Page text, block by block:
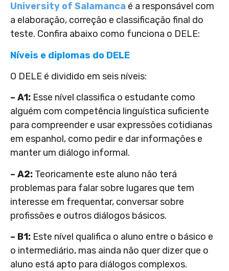
University of Salamanca é a responsável com
a elaboração, correção e classificação final do
teste. Confira abaixo como funciona o DELE:
Níveis e diplomas do DELE
O DELE é dividido em seis níveis:
– A1: Esse nível classifica o estudante como
alguém com competência linguística suficiente
para compreender e usar expressões cotidianas
em espanhol, como pedir e dar informações e
manter um diálogo informal.
– A2: Teoricamente este aluno não terá
problemas para falar sobre lugares que tem
interesse em frequentar, conversar sobre
profissões e outros diálogos básicos.
– B1: Este nível qualifica o aluno entre o básico e
o intermediário, mas ainda não quer dizer que o
aluno está apto para diálogos complexos.